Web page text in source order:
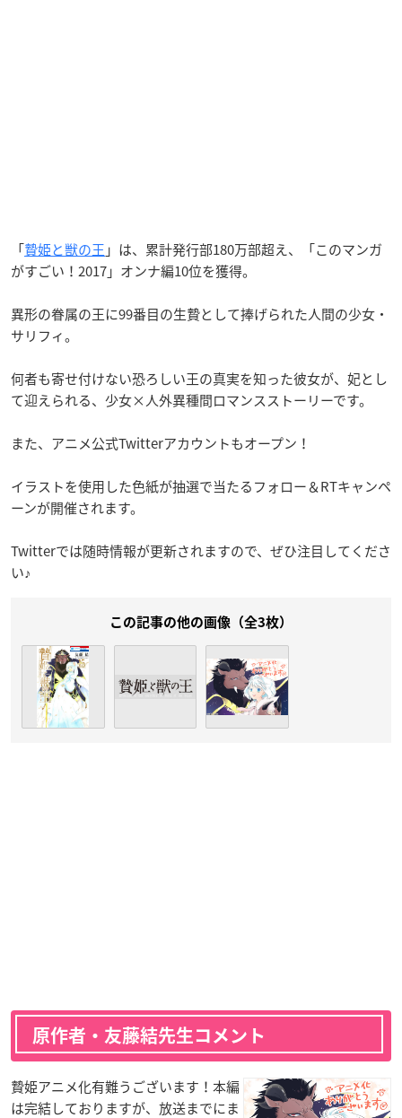
「贄姫と獣の王 」は、累計発行部180万部超え、「このマンガ
がすごい！2017」オンナ編10位を獲得。
異形の眷属の王に99番目の生贄として捧げられた人間の少女・
サリフィ。
何者も寄せ付けない恐ろしい王の真実を知った彼女が、妃とし
て迎えられる、少女×人外異種間ロマンスストーリーです。
また、アニメ公式Twitterアカウントもオープン！
イラストを使用した色紙が抽選で当たるフォロー＆RTキャンペ
ーンが開催されます。
Twitterでは随時情報が更新されますので、ぜひ注目してくださ
い♪
この記事の他の画像（全3枚）
原作者・友藤結先生コメント
贄姫アニメ化有難うございます！本編
は完結しておりますが、放送までにま